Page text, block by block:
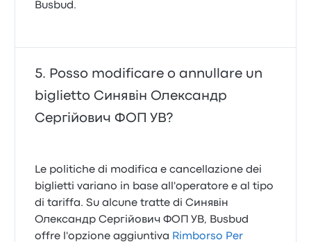
Busbud.
Posso modificare o annullare un
biglietto Синявін Олександр
Сергійович ФОП УВ?
Le politiche di modifica e cancellazione dei
biglietti variano in base all'operatore e al tipo
di tariffa. Su alcune tratte di Синявін
Олександр Сергійович ФОП УВ, Busbud
offre l'opzione aggiuntiva Rimborso Per